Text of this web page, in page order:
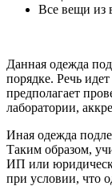
Все вещи из
Данная одежда
порядке. Речь
предполагает
лаборатории,
Иная одежда
Таким образом,
ИП или
при условии, что